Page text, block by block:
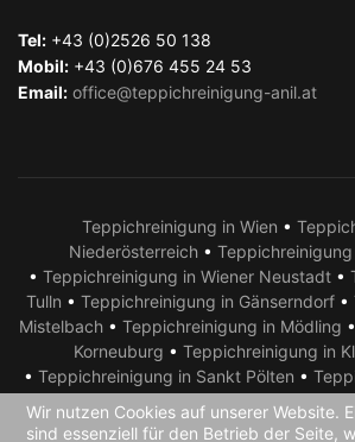
Tel: +43 (0)2526 50 138
Mobil: +43 (0)676 455 24 53
Email: office@teppichreinigung-anil.at
Teppichreinigung in Wien •
Niederösterreich•
• Teppichreinigung in Wiener Neustadt •
Tulln • Teppichreinigung in Gänserndorf•
Mistelbach• Teppichreinigung in Mödling •
Korneuburg • Teppichreinigung in
• Teppichreinigung in Sankt Pölten •
Teppichreinigung in Krems
•Teppichreinigung in Neusiedl am See •
Wir nutzen Cookies auf unserer Website.
sind essenziell für den Betrieb der Seite,